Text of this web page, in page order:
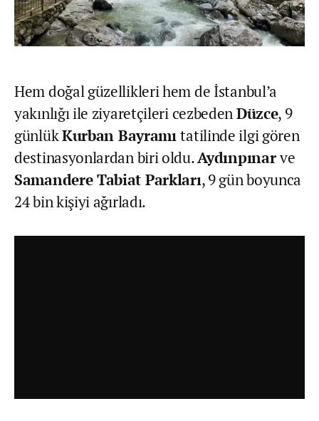
Hem doğal güzellikleri hem de İstanbul’a
yakınlığı ile ziyaretçileri cezbedenDüzce, 9
günlükKurban Bayramıtatilinde ilgi gören
destinasyonlardan biri oldu.Aydınpınarve
Samandere Tabiat Parkları, 9 gün boyunca
24 bin kişiyi ağırladı.